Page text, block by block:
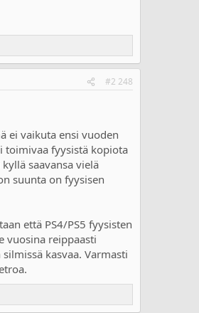
#2 248
ei vaikuta ensi vuoden
toimivaa fyysistä kopiota
saavansa vielä
suunta on fyysisen
että PS4/PS5 fyysisten
vuosina reippaasti
kasvaa. Varmasti